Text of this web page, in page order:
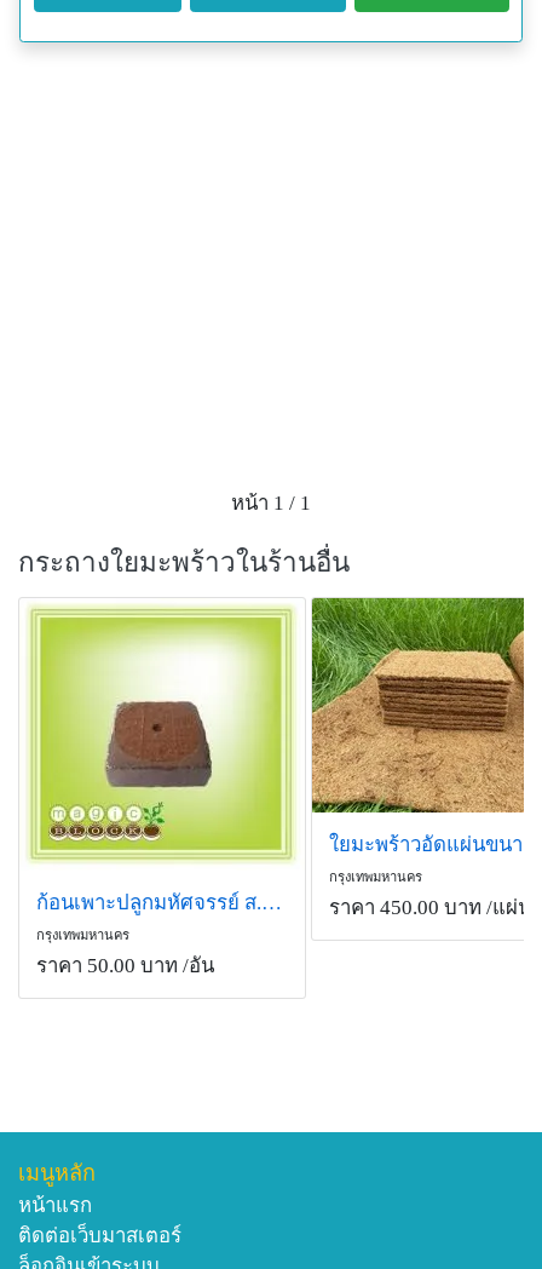
หน้า 1 / 1
กระถางใยมะพร้าวในร้านอื่น
ก้อนเพาะปลูกมหัศจรรย์ ส.- 15.5
กรุงเทพมหานคร
ราคา 50.00 บาท /อัน
กรุงเทพมหานคร
ราคา 450.00 บาท /แผ่น
เมนูหลัก
หน้าแรก
ติดต่อเว็บมาสเตอร์